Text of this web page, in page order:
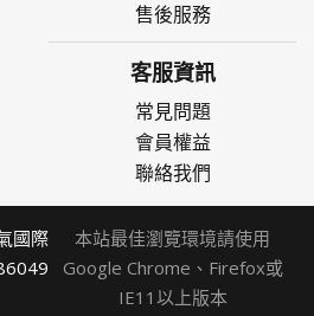
售後服務
客服資訊
常見問題
會員權益
聯絡我們
國際
本站最佳瀏覽環境請使用
Google Chrome、Firefox或
IE11以上版本